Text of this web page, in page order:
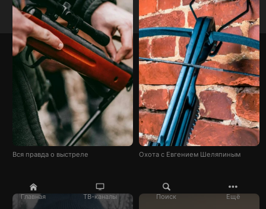
Главная ТВ-каналы Поиск Ещё
Вся правда о выстреле Охота с Евгением Шеляпиным